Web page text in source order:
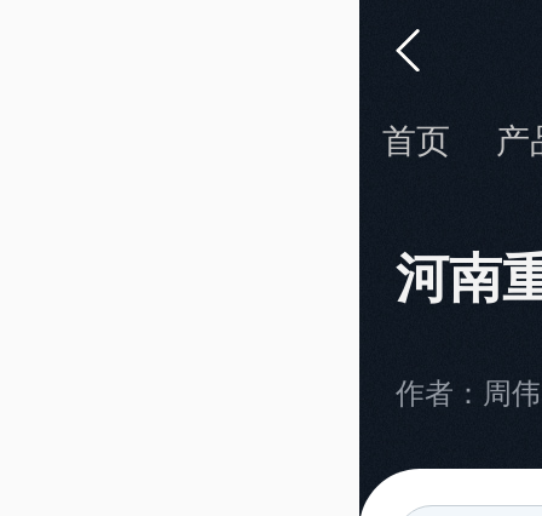
首页 产
河南
作者：周伟